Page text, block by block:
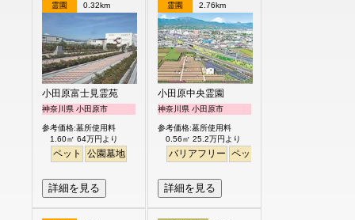
霊園 0.32km
小田原富士見霊苑
神奈川県 小田原市
参考価格:墓所使用料
1.60㎡ 64万円より
ペット 公園墓地
詳細を見る
霊園 2.76km
小田原中央霊園
神奈川県 小田原市
参考価格:墓所使用料
0.56㎡ 25.2万円より
バリアフリー ペット
詳細を見る